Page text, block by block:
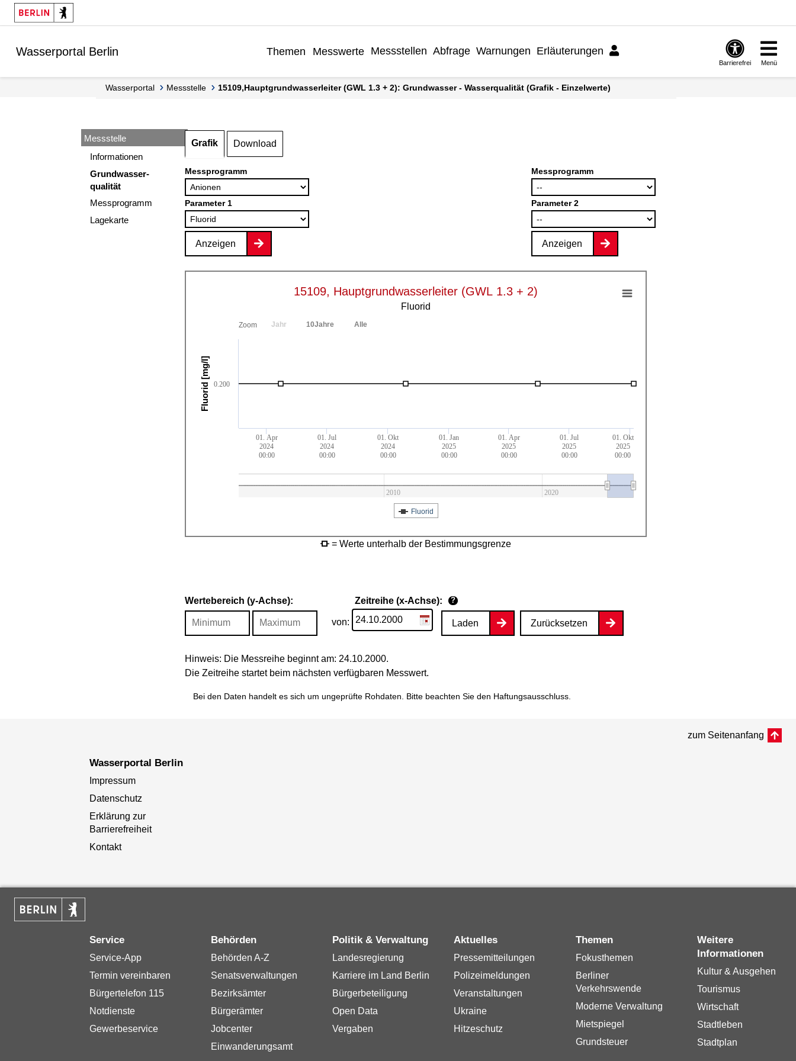
Springe zur Navigation
Springe zum Inhalt
Wasserportal Berlin Themen Messwerte Messstellen Abfrage Warnungen Erläuterungen
Barrierefrei Menü
Wasserportal Messstelle 15109,Hauptgrundwasserleiter (GWL 1.3 + 2): Grundwasser - Wasserqualität (Grafik - Einzelwerte)
Messstelle
Informationen
Grundwasser-
qualität
Messprogramm
Lagekarte
Grafik Download
Messprogramm
Parameter 1
Anzeigen
Messprogramm
Parameter 2
Anzeigen
Fluorid [mg/l]
15109, Hauptgrundwasserleiter (GWL 1.3 + 2)
Fluorid
01. Apr
2024
00:00
01. Jul
2024
00:00
01. Okt
2024
00:00
01. Jan
2025
00:00
01. Apr
2025
00:00
01. Jul
2025
00:00
01. Okt
2025
00:00
2010 2020
0.200
Zoom Jahr 10Jahre Alle
Fluorid
= Werte unterhalb der Bestimmungsgrenze
Wertebereich (y-Achse): Zeitreihe (x-Achse): ?
von: Laden Zurücksetzen
Hinweis: Die Messreihe beginnt am: 24.10.2000.
Die Zeitreihe startet beim nächsten verfügbaren Messwert.
Bei den Daten handelt es sich um ungeprüfte Rohdaten. Bitte beachten Sie den Haftungsausschluss.
zum Seitenanfang
Wasserportal Berlin
Impressum
Datenschutz
Erklärung zur
Barrierefreiheit
Kontakt
Service
Service-App
Termin vereinbaren
Bürgertelefon 115
Notdienste
Gewerbeservice
Behörden
Behörden A-Z
Senatsverwaltungen
Bezirksämter
Bürgerämter
Jobcenter
Einwanderungsamt
Politik & Verwaltung
Landesregierung
Karriere im Land Berlin
Bürgerbeteiligung
Open Data
Vergaben
Aktuelles
Pressemitteilungen
Polizeimeldungen
Veranstaltungen
Ukraine
Hitzeschutz
Themen
Fokusthemen
Berliner
Verkehrswende
Moderne Verwaltung
Mietspiegel
Grundsteuer
Weitere
Informationen
Kultur & Ausgehen
Tourismus
Wirtschaft
Stadtleben
Stadtplan